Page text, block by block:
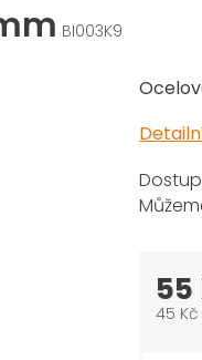
BI003K9
55
45 Kč